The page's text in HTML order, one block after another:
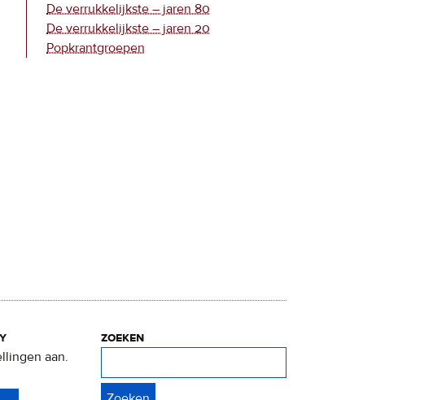
De verrukkelijkste – jaren 80
De verrukkelijkste – jaren 20
Popkrantgroepen
aan.
zoeken